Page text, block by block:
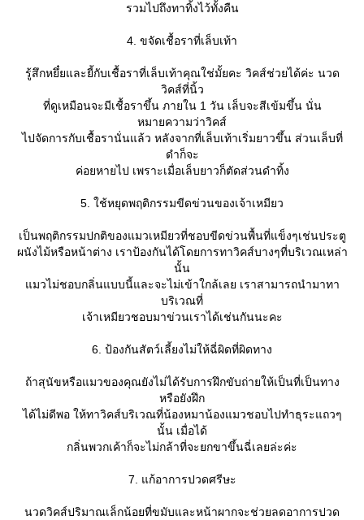
รวมไปถึงทาทิ้งไว้ทั้งคืน
4. ขจัดเชื้อราที่เล็บเท้า
รู้สึกหยึ๋ยและยี้กับเชื้อราที่เล็บเท้าคุณใช่มั้ยคะ วิคส์ช่วยได้ค่ะ นวด
วิคส์ที่นิ้ว
ที่ดูเหมือนจะมีเชื้อราขึ้น ภายใน 1 วัน เล็บจะสีเข้มขึ้น นั่น
หมายความว่าวิคส์
ไปจัดการกับเชื้อรานั่นแล้ว หลังจากที่เล็บเท้าเริ่มยาวขึ้น ส่วนเล็บที่
ดำก็จะ
ค่อยหายไป เพราะเมื่อเล็บยาวก็ตัดส่วนดำทิ้ง
5. ใช้หยุดพฤติกรรมขีดข่วนของเจ้าเหมียว
เป็นพฤติกรรมปกติของแมวเหมียวที่ชอบขีดข่วนพื้นที่แข็งๆเช่นประตู
ผนังไม้หรือหน้าต่าง เราป้องกันได้โดยการทาวิคส์บางๆที่บริเวณเหล่า
นั้น
มวไม่ชอบกลิ่นแบบนี้และจะไม่เข้าใกล้เลย เราสามารถนำมาทา
บริเวณที่
เจ้าเหมียวชอบมาข่วนเราได้เช่นกันนะคะ
6. ป้องกันสัตว์เลี้ยงไม่ให้ฉี่ผิดที่ผิดทาง
ถ้าสุนัขหรือแมวของคุณยังไม่ได้รับการฝึกขับถ่ายให้เป็นที่เป็นทาง
หรือยังฝึก
ได้ไม่ดีพอ ให้ทาวิคส์บริเวณที่น้องหมาน้องแมวชอบไปทำธุระแถวๆ
นั้น เมื่อได้
กลิ่นพวกเค้าก็จะไม่กล้าที่จะยกขาขึ้นฉี่เลยล่ะค่ะ
7. แก้อาการปวดศรีษะ
นวดวิคส์ปริมาณเล็กน้อยที่ขมับและหน้าผากจะช่วยลดอาการปวด